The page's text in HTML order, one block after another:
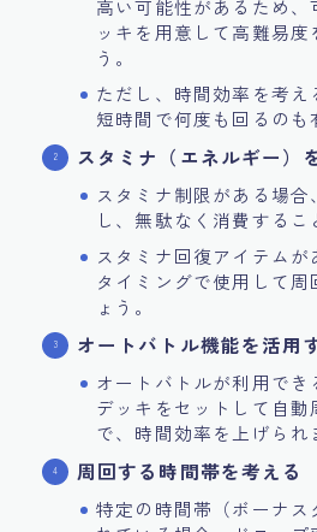
高い可能性があるため
ッキを用意して高難易度
う。
ただし、時間効率を考え
短時間で何度も回るのも
スタミナ（エネルギー）
スタミナ制限がある場合
し、無駄なく消費するこ
スタミナ回復アイテム
タイミングで使用して周
ょう。
オートバトル機能を活用
オートバトルが利用でき
デッキをセットして自動
で、時間効率を上げられ
周回する時間帯を考える
特定の時間帯（ボーナス